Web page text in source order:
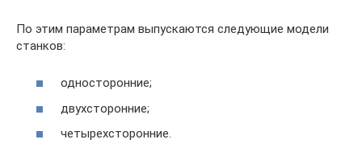
По этим параметрам выпускаются следующие модели
станков:
односторонние;
двухсторонние;
четырехсторонние.